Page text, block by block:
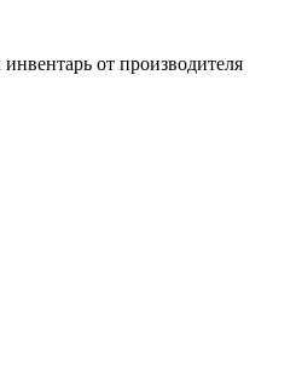
от производителя